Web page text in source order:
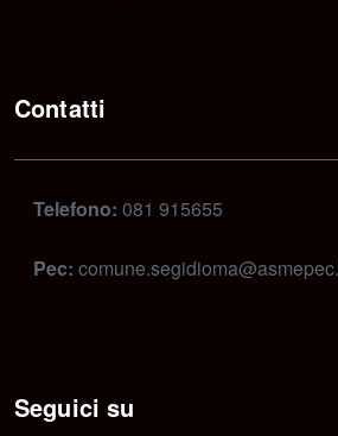
Contatti
Telefono: 081 915655
Pec:
Seguici su